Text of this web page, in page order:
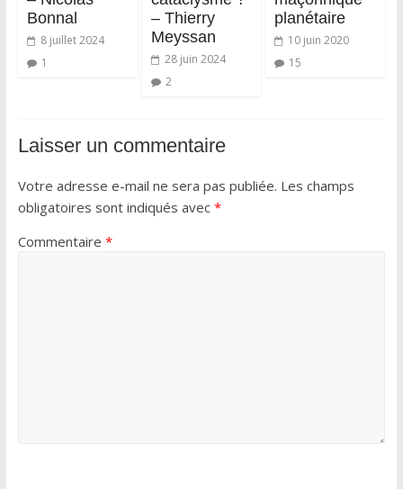
Bonnal
8 juillet 2024
1
– Thierry
Meyssan
28 juin 2024
2
planétaire
10 juin 2020
15
Laisser un commentaire
Votre adresse e-mail ne sera pas publiée. Les champs
obligatoires sont indiqués avec *
Commentaire *